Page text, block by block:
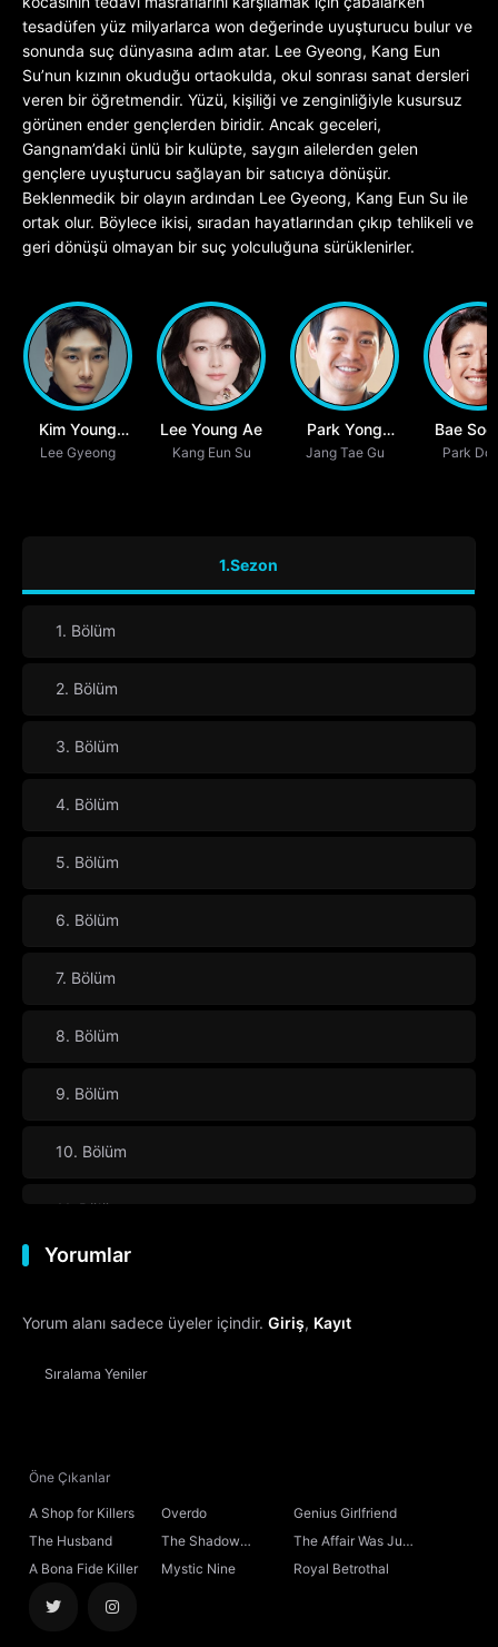
tesadüfen yüz milyarlarca won değerinde uyuşturucu bulur ve
sonunda suç dünyasına adım atar. Lee Gyeong, Kang Eun
Su’nun kızının okuduğu ortaokulda, okul sonrası sanat dersleri
veren bir öğretmendir. Yüzü, kişiliği ve zenginliğiyle kusursuz
görünen ender gençlerden biridir. Ancak geceleri,
Gangnam’daki ünlü bir kulüpte, saygın ailelerden gelen
gençlere uyuşturucu sağlayan bir satıcıya dönüşür.
Beklenmedik bir olayın ardından Lee Gyeong, Kang Eun Su ile
ortak olur. Böylece ikisi, sıradan hayatlarından çıkıp tehlikeli ve
geri dönüşü olmayan bir suç yolculuğuna sürüklenirler.
Kim Young
Kwang
Lee Gyeong
Lee Young Ae
Kang Eun Su
Park Yong
Woo
Jang Tae Gu
Bae
Park Do
1.Sezon
1. Bölüm
2. Bölüm
3. Bölüm
4. Bölüm
5. Bölüm
6. Bölüm
7. Bölüm
8. Bölüm
9. Bölüm
10. Bölüm
11. Bölüm
12. Bölüm
Yorumlar
Yorum alanı sadece üyeler içindir. Giriş, Kayıt
Sıralama Yeniler
Öne Çıkanlar
A Shop for Killers Overdo
Genius Girlfriend
The Husband
The Shadow
Sovereign
The Affair Was Just
the Beginning
A Bona Fide Killer Mystic Nine Royal Betrothal